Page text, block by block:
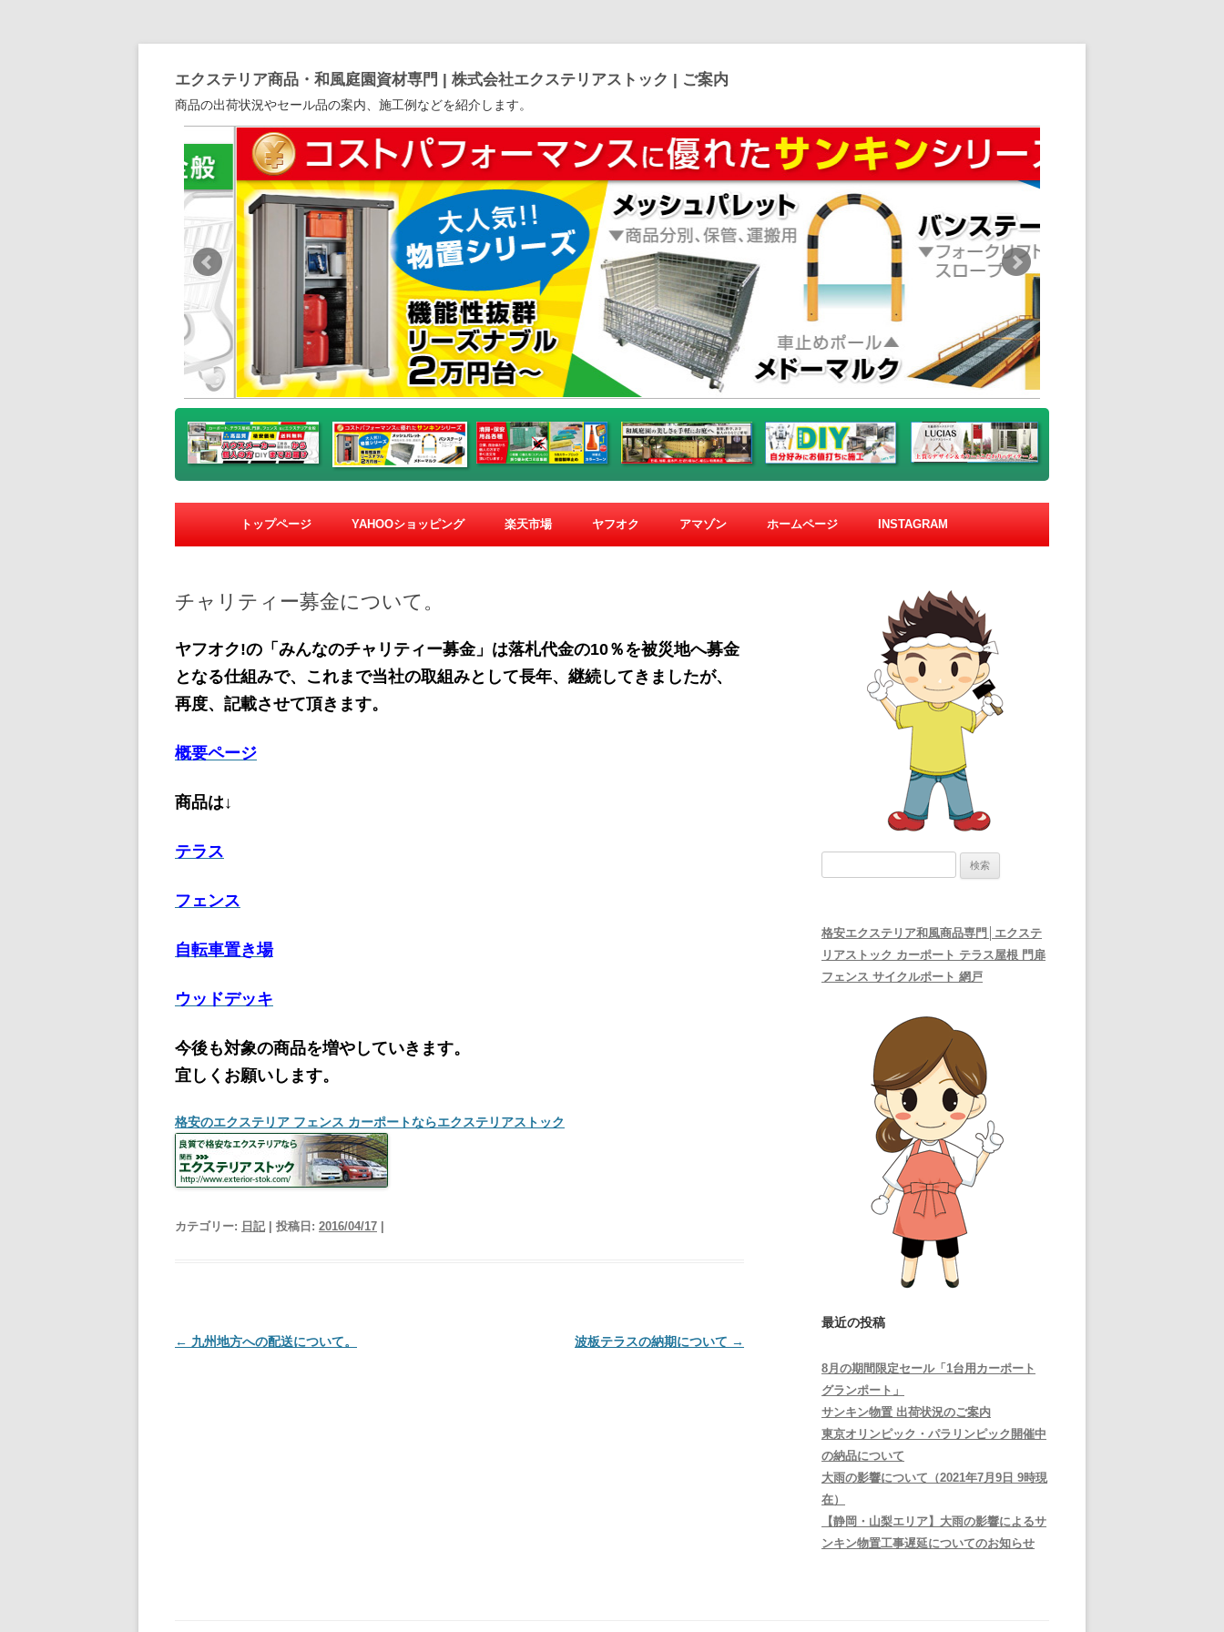
エクステリア商品・和風庭園資材専門 | 株式会社エクステリアストック | ご案内
商品の出荷状況やセール品の案内、施工例などを紹介します。
ン
テ
ン
トップページ YAHOOショッピング 楽天市場 ヤフオク アマゾン ホームページ INSTAGRAM
チャリティー募金について。
ヤフオク!の「みんなのチャリティー募金」は落札代金の10％を被災地へ募金
となる仕組みで、これまで当社の取組みとして長年、継続してきましたが、
再度、記載させて頂きます。
概要ページ
商品は↓
テラス
フェンス
自転車置き場
ウッドデッキ
今後も対象の商品を増やしていきます。
宜しくお願いします。
格安のエクステリア フェンス カーポートならエクステリアストック
カテゴリー: 日記| 投稿日: 2016/04/17
投
← 九州地方への配送について。 波板テラスの納期について →
格安エクステリア和風商品専門│エクステ
リアストック カーポート テラス屋根 門扉
フェンス サイクルポート 網戸
最近の投稿
8月の期間限定セール「1台用カーポート
グランポート」
サンキン物置 出荷状況のご案内
東京オリンピック・パラリンピック開催中
の納品について
大雨の影響について（2021年7月9日 9時現
在）
【静岡・山梨エリア】大雨の影響によるサ
ンキン物置工事遅延についてのお知らせ